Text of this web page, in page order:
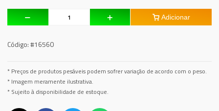
Adicionar
Código:#16560
* Preços de produtos pesáveis podem sofrer variação de acordo com o peso.
* Imagem meramente ilustrativa.
* Sujeito à disponibilidade de estoque.